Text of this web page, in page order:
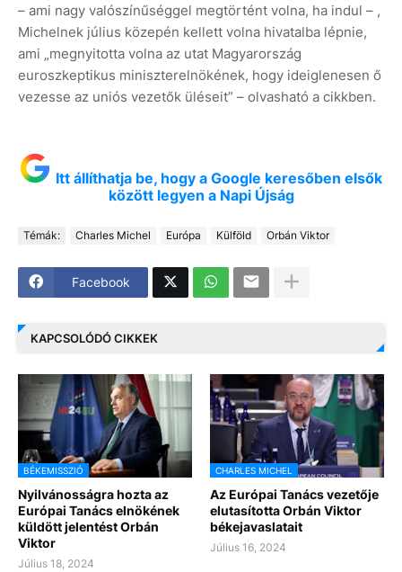
– ami nagy valószínűséggel megtörtént volna, ha indul – ,
Michelnek július közepén kellett volna hivatalba lépnie,
ami „megnyitotta volna az utat Magyarország
euroszkeptikus miniszterelnökének, hogy ideiglenesen ő
vezesse az uniós vezetők üléseit” – olvasható a cikkben.
Itt állíthatja be, hogy a Google keresőben elsők
között legyen a Napi Újság
Témák: Charles Michel Európa Külföld Orbán Viktor
Facebook
KAPCSOLÓDÓ CIKKEK
BÉKEMISSZIÓ
Nyilvánosságra hozta az
Európai Tanács elnökének
küldött jelentést Orbán
Viktor
Július 18, 2024
CHARLES MICHEL
Az Európai Tanács vezetője
elutasította Orbán Viktor
békejavaslatait
Július 16, 2024